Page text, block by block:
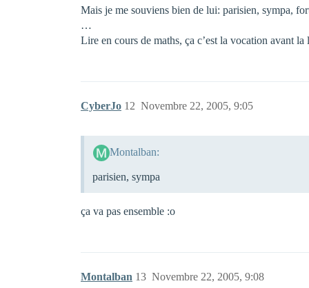
Mais je me souviens bien de lui: parisien, sympa,
…
Lire en cours de maths, ça c’est la vocation avant la
CyberJo Novembre 22, 2005, 9:05
12
Montalban:
parisien, sympa
ça va pas ensemble :o
Montalban Novembre 22, 2005, 9:08
13